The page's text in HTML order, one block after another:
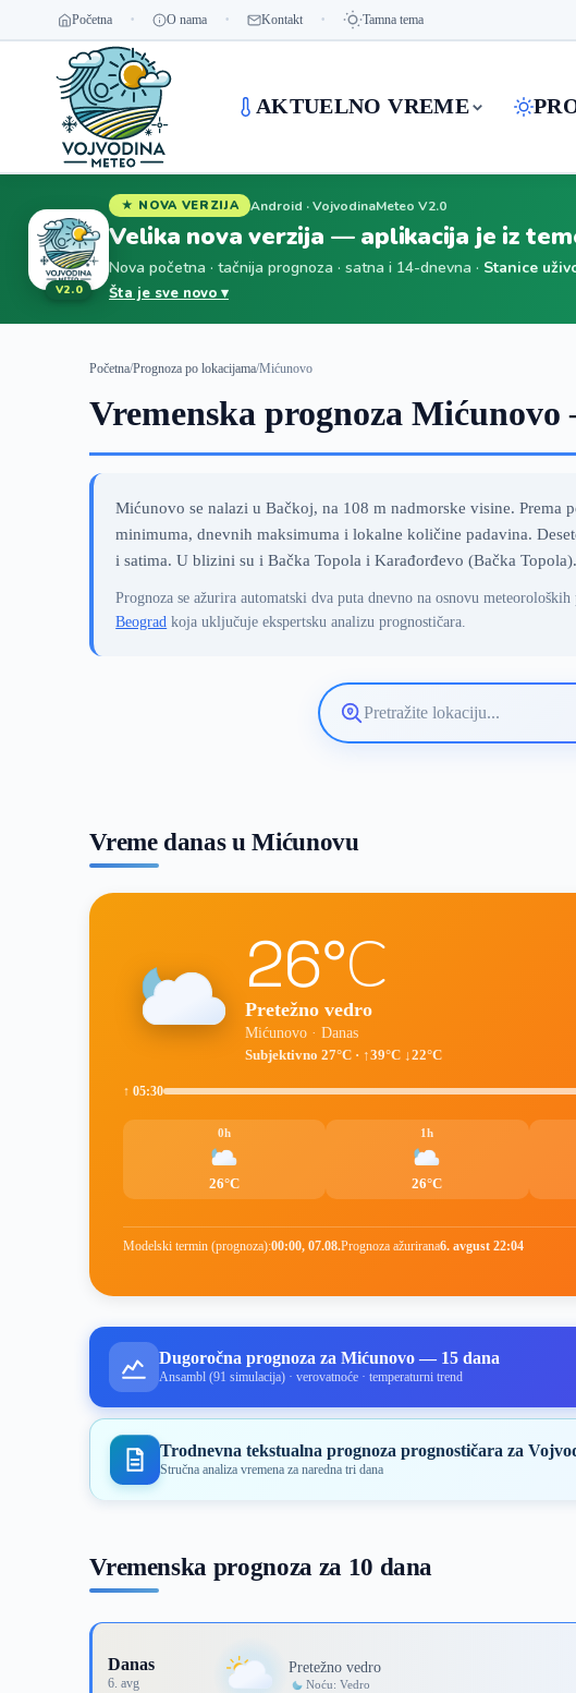
Početna O nama Kontakt Tamna tema
AKTUELNO VREME
V2.0
★ NOVA VERZIJA Android · VojvodinaMeteo V2.0
Velika nova verzija — aplikacija je iz
Nova početna · tačnija prognoza · satna i 14-dnevna · Stanice
Šta je sve novo ▾
Početna/Prognoza po lokacijama/Mićunovo
Vremenska prognoza Mićunovo
Mićunovo se nalazi u Bačkoj, na 108 m nadmorske visine.
minimuma, dnevnih maksimuma i lokalne količine padavina.
i satima. U blizini su i Bačka Topola i Karađorđevo (Bačka Topola).
Prognoza se ažurira automatski dva puta dnevno na osnovu
Beograd koja uključuje ekspertsku analizu prognostičara.
Pretražite
lokaciju
Vreme danas u Mićunovu
26°C
Pretežno vedro
Mićunovo · Danas
Subjektivno 27°C · ↑39°C ↓22°C
↑ 05:30
0h
26°C
1h
26°C
Modelski termin (prognoza):00:00, 07.08.Prognoza ažurirana6. avgust 22:04
Dugoročna prognoza za Mićunovo — 15 dana
Ansambl (91 simulacija) · verovatnoće · temperaturni trend
Trodnevna tekstualna prognoza prognostičara za
Stručna analiza vremena za naredna tri dana
Vremenska prognoza za 10 dana
Danas
6. avg
Pretežno vedro
Noću: Vedro